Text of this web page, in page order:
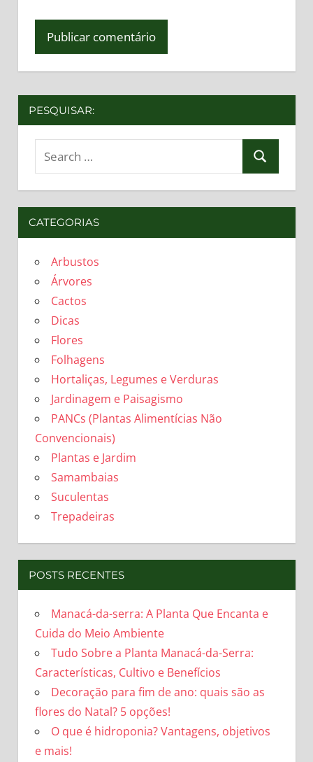
PESQUISAR:
Search
CATEGORIAS
Arbustos
Árvores
Cactos
Dicas
Flores
Folhagens
Hortaliças, Legumes e Verduras
Jardinagem e Paisagismo
PANCs (Plantas Alimentícias Não
Convencionais)
Plantas e Jardim
Samambaias
Suculentas
Trepadeiras
POSTS RECENTES
Manacá-da-serra: A Planta Que Encanta e
Cuida do Meio Ambiente
Tudo Sobre a Planta Manacá-da-Serra:
Características, Cultivo e Benefícios
Decoração para fim de ano: quais são as
flores do Natal? 5 opções!
O que é hidroponia? Vantagens, objetivos
e mais!